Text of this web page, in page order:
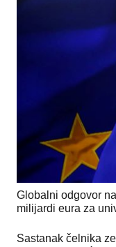
Globalni odgovor
milijardi eura za
Sastanak čelnika